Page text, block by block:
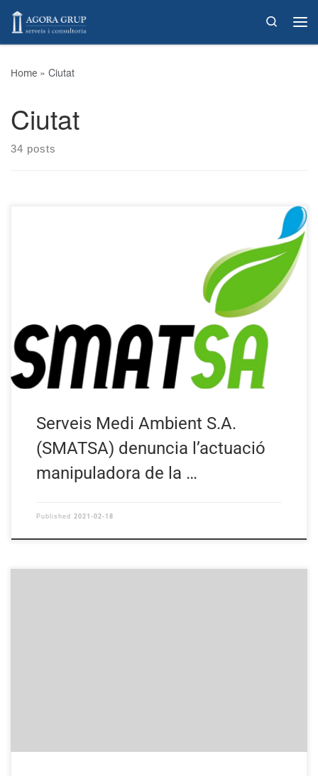
Skip to content Search
Home » Ciutat
Ciutat
34 posts
Serveis Medi Ambient S.A.
(SMATSA) denuncia l’actuació
manipuladora de la …
Published 2021-02-18